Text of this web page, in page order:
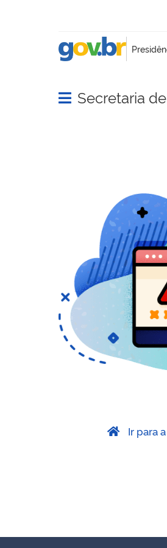
Abrir menu principal
Secretaria
Ir para